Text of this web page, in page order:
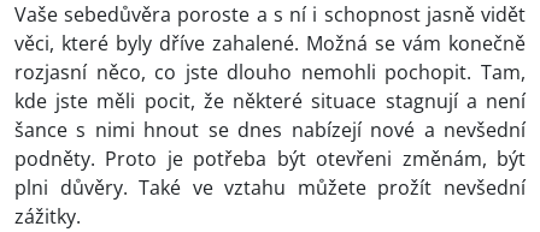
Vaše sebedůvěra poroste a s ní i schopnost jasně vidět
věci, které byly dříve zahalené. Možná se vám konečně
rozjasní něco, co jste dlouho nemohli pochopit. Tam,
kde jste měli pocit, že některé situace stagnují a není
šance s nimi hnout se dnes nabízejí nové a nevšední
podněty. Proto je potřeba být otevřeni změnám, být
plni důvěry. Také ve vztahu můžete prožít nevšední
zážitky.